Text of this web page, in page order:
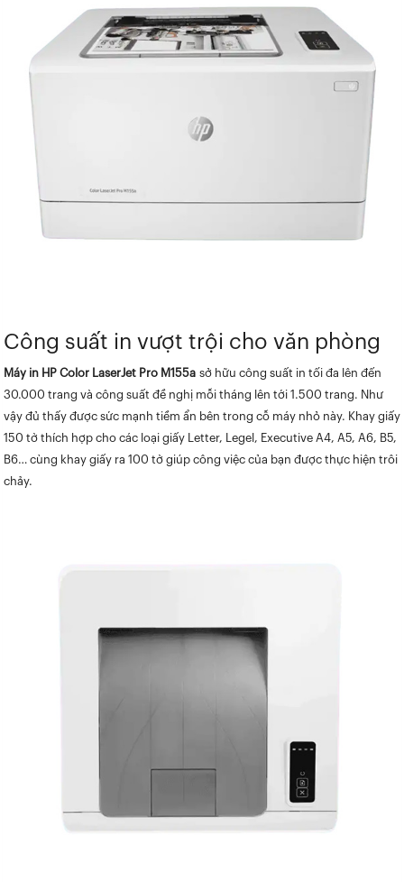
Công suất in vượt trội cho văn phòng
Máy in HP Color LaserJet Pro M155a sở hữu công suất in tối đa lên đến
30.000 trang và công suất đề nghị mỗi tháng lên tới 1.500 trang. Như
vậy đủ thấy được sức mạnh tiềm ẩn bên trong cỗ máy nhỏ này. Khay giấy
150 tờ thích hợp cho các loại giấy Letter, Legel, Executive A4, A5, A6, B5,
B6… cùng khay giấy ra 100 tờ giúp công việc của bạn được thực hiện trôi
chảy.